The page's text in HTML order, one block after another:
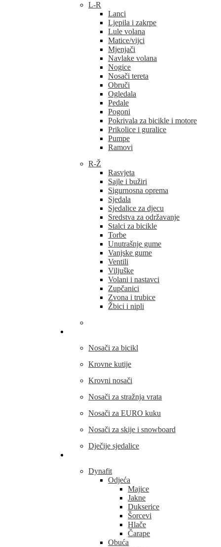
L-R
Lanci
Ljepila i zakrpe
Lule volana
Matice/vijci
Mjenjači
Navlake volana
Nogice
Nosači tereta
Obruči
Ogledala
Pedale
Pogoni
Pokrivala za bicikle i motore
Prikolice i guralice
Pumpe
Ramovi
R-Ž
Rasvjeta
Sajle i bužiri
Sigurnosna oprema
Sjedala
Sjedalice za djecu
Sredstva za održavanje
Stalci za bicikle
Torbe
Unutrašnje gume
Vanjske gume
Ventili
Viljuške
Volani i nastavci
Zupčanici
Zvona i trubice
Žbici i nipli
Nosači za bicikl
Krovne kutije
Krovni nosači
Nosači za stražnja vrata
Nosači za EURO kuku
Nosači za skije i snowboard
Dječije sjedalice
Dynafit
Odjeća
Majice
Jakne
Dukserice
Šorcevi
Hlače
Čarape
Obuća